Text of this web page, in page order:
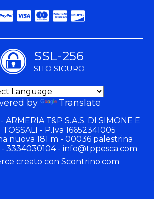
SSL-256
SITO SICURO
by Translate
ARMERIA T&P S.A.S. DI SIMONE E
TOSSALI - P.Iva 16652341005
nuova 181 m - 00036 palestrina
3334030104 - info@tppesca.com
creato con Scontrino.com